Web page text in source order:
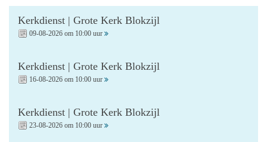
Kerkdienst | Grote Kerk Blokzijl
09-08-2026 om 10:00 uur
Kerkdienst | Grote Kerk Blokzijl
16-08-2026 om 10:00 uur
Kerkdienst | Grote Kerk Blokzijl
23-08-2026 om 10:00 uur